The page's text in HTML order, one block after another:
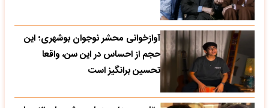
آوازخوانی محشر نوجوان بوشهری؛ این
حجم از احساس در این سن، واقعا
تحسین‌ برانگیز است